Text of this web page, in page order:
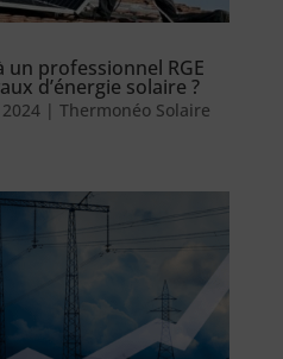
professionnel RGE
d’énergie solaire ?
| Thermonéo Solaire